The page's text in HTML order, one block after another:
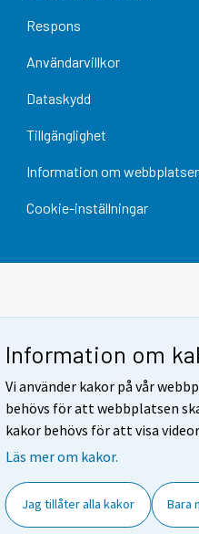
Information om
Vi använder kakor på vår
behövs för att webbplatsen
kakor behövs för att visa
Läs mer om kakor.
Jag tillåter alla kakor Bara
Respons
Användarvillkor
Dataskydd
Tillgänglighet
Information om
Cookie-inställningar